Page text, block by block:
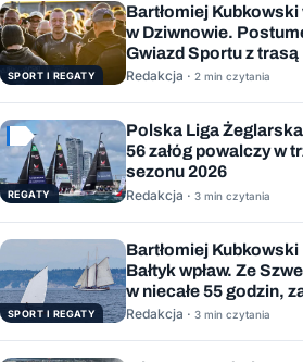
SPORT I REGATY
Bartłomiej
w Dziwnowie.
Gwiazd Sportu z trasą
Bałtyk
Redakcja · 2 min czytania
REGATY
Polska Liga
56 załóg powalczy w
sezonu 2026
Redakcja · 3 min czytania
SPORT I REGATY
Bartłomiej Kubkowski
Bałtyk wpław. Ze
w niecałe 55 godzin,
podejściem
Redakcja · 3 min czytania